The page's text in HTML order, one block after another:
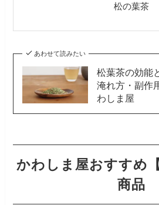
松の葉茶
あわせて読みたい
松葉茶の効能
淹れ方・副作
わしま屋
かわしま屋おすすめ
商品